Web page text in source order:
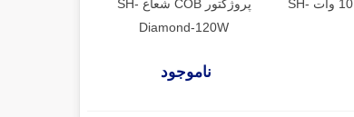
پروژکتور SMD شعاع 10 وات SH-
پروژکتور COB شعاع SH-
Diamond-120W
ناموجود